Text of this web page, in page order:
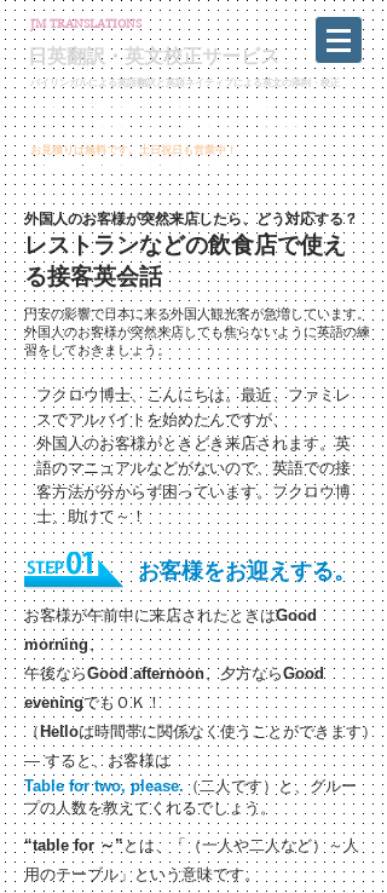
JM TRANSLATIONS
日英翻訳・英文校正サービス
バイリンガルによる英語翻訳と英語ネイティブによる英文の添削・校正
英文校正・英語論文校正・各種ビジネス文書校正
ネイティブチェック・プルーフリーディング・英語翻訳
​お見積りは無料です。土日祝日も営業中！
info@jmtranslationservice.com
外国人のお客様が突然来店したら、どう対応する？
レストランなどの飲食店で使え
る接客英会話
円安の影響で日本に来る外国人観光客が急増しています。
外国人のお客様が突然来店しても焦らないように英語の練
習をしておきましょう。
フクロウ博士、こんにちは。最近、ファミレ
スでアルバイトを始めたんですが、
外国人のお客様がときどき来店されます。英
語のマニュアルなどがないので、英語での接
客方法が分からず困っています。フクロウ博
士、助けて～！
お客様をお迎えする。
お客様が午前中に来店されたときはGood
morning、
午後ならGood afternoon、夕方ならGood
eveningでもＯＫ！
（ Helloは時間帯に関係なく使うことができます）
―すると、お客様は
Table for two, please. （二人です）と、グルー
プの人数を教えてくれるでしょう。
“table for ～” とは、「（一人や二人など）～人
用のテーブル」という意味です。